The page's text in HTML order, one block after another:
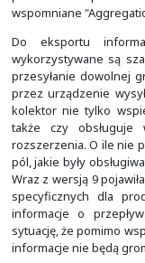
interfejs
polaSourcei
poleDSCP
(Type of
poleProtocol
pola Sourcei
zbiorcze (OR)
adres IP
łączna ilość
łączna ilość
czas trwania